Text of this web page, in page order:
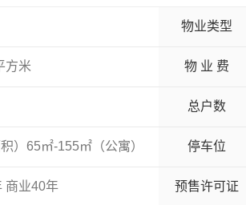
物业类型
方米 物 业 费
总户数
积）65㎡-155㎡（公寓） 停车位
商业40年 预售许可证